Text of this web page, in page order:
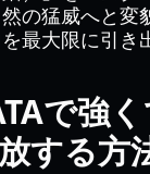
の猛威へと変
最大限に引き
で強
する方